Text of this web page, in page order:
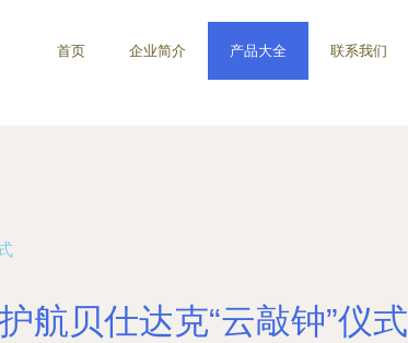
首页 企业简介 产品大全 联系我们
航贝仕达克“云敲钟”仪式